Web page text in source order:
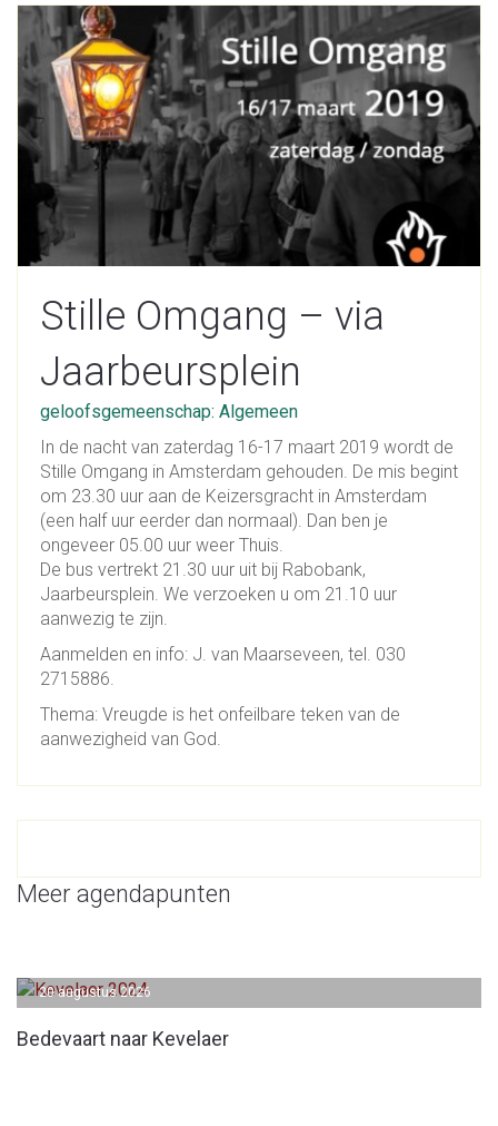
Stille Omgang – via
Jaarbeursplein
geloofsgemeenschap: Algemeen
In de nacht van zaterdag 16-17 maart 2019 wordt de
Stille Omgang in Amsterdam gehouden. De mis begint
om 23.30 uur aan de Keizersgracht in Amsterdam
(een half uur eerder dan normaal). Dan ben je
ongeveer 05.00 uur weer Thuis.
De bus vertrekt 21.30 uur uit bij Rabobank,
Jaarbeursplein. We verzoeken u om 21.10 uur
aanwezig te zijn.
Aanmelden en info: J. van Maarseveen, tel. 030
2715886.
Thema: Vreugde is het onfeilbare teken van de
aanwezigheid van God.
Meer agendapunten
Bedevaart naar Kevelaer
20 augustus 2026